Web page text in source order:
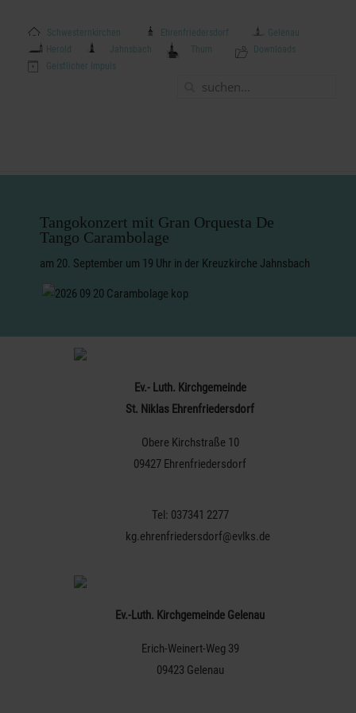
Schwesternkirchen Ehrenfriedersdorf Gelenau
Herold
Jahnsbach Thum Downloads
Geistlicher Impuls
Tangokonzert mit Gran Orquesta De
Tango Carambolage
am 20. September um 19 Uhr in der Kreuzkirche Jahnsbach
Ev.- Luth. Kirchgemeinde
St. Niklas Ehrenfriedersdorf
Obere Kirchstraße 10
09427 Ehrenfriedersdorf
Tel: 037341 2277
kg.ehrenfriedersdorf@evlks.de
Ev.-Luth. Kirchgemeinde Gelenau
Erich-Weinert-Weg 39
09423 Gelenau